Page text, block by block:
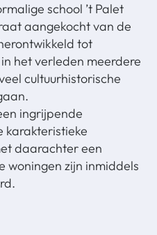
school ’t Palet
aangekocht van de
tot
het verleden meerdere
cultuurhistorische
ingrijpende
karakteristieke
daarachter een
woningen zijn inmiddels